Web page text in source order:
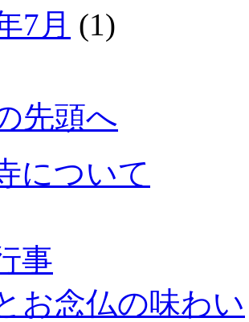
7月 (1)
先頭へ
について
事
お念仏の味わい